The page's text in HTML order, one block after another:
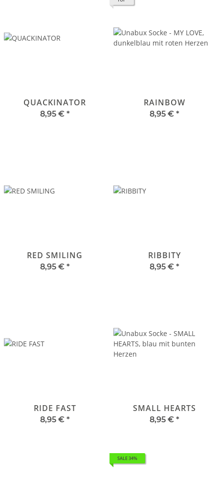
QUACKINATOR
8,95 € *
RAINBOW
8,95 € *
RED SMILING
8,95 € *
RIBBITY
8,95 € *
RIDE FAST
8,95 € *
SMALL HEARTS
8,95 € *
SALE 34%